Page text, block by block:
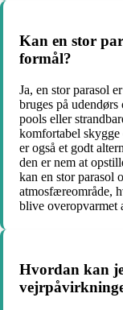
Kan en stor
formål?
Ja, en stor parasol
bruges på udendørs
pools eller
komfortabel skygge
er også et godt
den er nem at
kan en stor parasol
atmosfæreområde,
blive overopvarmet
Hvordan kan